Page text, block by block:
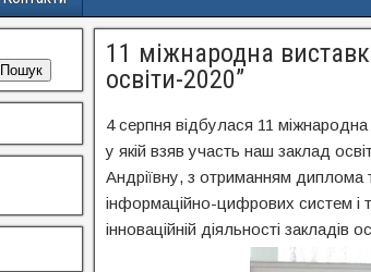
11 міжнародна
освіти-2020”
4 серпня відбулася 11 міжнародна
у якій взяв участь наш заклад
Андріївну, з отриманням диплома
інформаційно-цифрових систем і
інноваційній діяльності закладів
Пошук